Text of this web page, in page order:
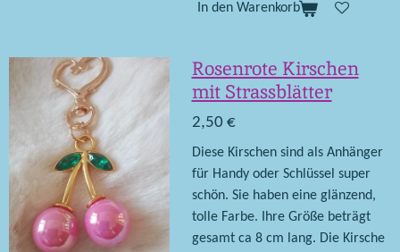
In den Warenkorb
Rosenrote Kirschen
mit Strassblätter
2,50 €
Diese Kirschen sind als Anhänger
für Handy oder Schlüssel super
schön. Sie haben eine glänzend,
tolle Farbe. Ihre Größe beträgt
gesamt ca 8 cm lang. Die Kirsche